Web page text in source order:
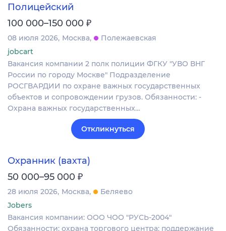
Полицейский
100 000–150 000 ₽
08 июля 2026 Москва
Полежаевская
jobcart
Вакансия компании 2 полк полиции ФГКУ "УВО ВНГ
России по городу Москве" Подразделение
РОСГВАРДИИ по охране важных государственных
объектов и сопровождении грузов. Обязанности: -
Охрана важных государственных…
Откликнуться
Охранник (вахта)
50 000–95 000 ₽
28 июля 2026 Москва
Беляево
Jobers
Вакансия компании: ООО ЧОО "РУСЬ-2004"
Обязанности: охрана торгового центра; поддержание